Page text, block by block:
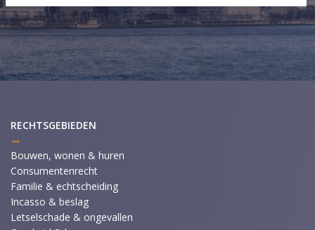
RECHTSGEBIEDEN
Bouwen, wonen & huren
Consumentenrecht
Familie & echtscheiding
Incasso & beslag
Letselschade & ongevallen